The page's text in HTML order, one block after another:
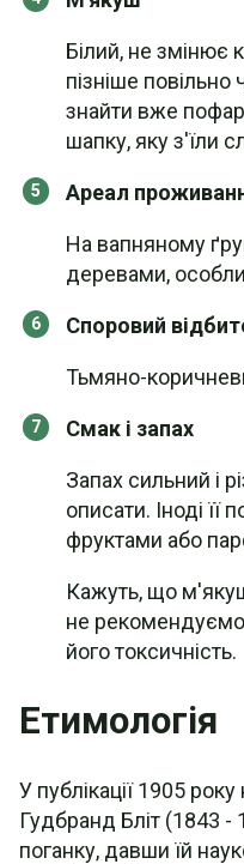
Білий, не змінює
пізніше
знайти вже
шапку, яку з'їли
Ареал
На вапняному
деревами,
Споровий
Тьмяно-
Смак і запах
Запах сильний і
описати. Іноді
фруктами або
Кажуть, що
не
його токсичність.
Етимологія
У публікації 1905
Гудбранд Бліт (1843
поганку, давши їй